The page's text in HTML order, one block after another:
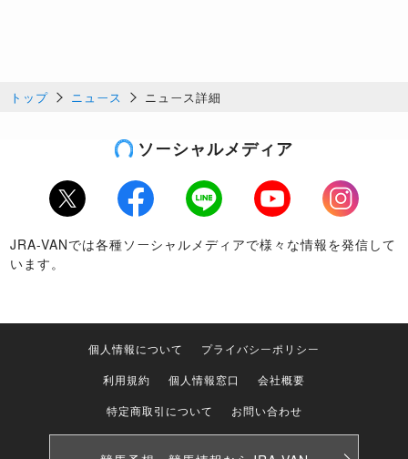
トップ ニュース ニュース詳細
ソーシャルメディア
Twitter Facebook LINE Youtube
Instagram
JRA-VANでは各種ソーシャルメディアで様々な情報を発信して
います。
個人情報について
プライバシーポリシー
利用規約
個人情報窓口
会社概要
特定商取引について
お問い合わせ